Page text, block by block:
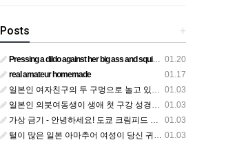
+
Posts
01.20
Pressing a dildo against her big ass and squirting from below
01.17
real amateur homemade
01.03
일본인 여자친구의 두 구멍으로 놀고 있어요
01.03
일본인 의붓여동생이 생애 첫 구강 성경험을 공개하다
01.03
가상 금기 - 안녕하세요! 도쿄 크림피드 시엘에서
01.03
털이 많은 일본 아마추어 여성이 당신 귀에 대고 신음하며 자위합니다. 그녀가 오르가즘에 도달하는 모습을 보세요?